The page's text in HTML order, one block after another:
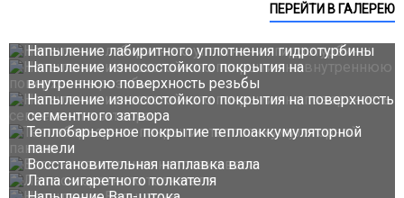
ПЕРЕЙТИ В ГАЛЕРЕЮ
Напыление лабиритного уплотнения гидротурбины
Напыление износостойкого покрытия на
внутреннюю поверхность резьбы
Напыление износостойкого покрытия на поверхность
сегментного затвора
Теплобарьерное покрытие теплоаккумуляторной
панели
Восстановительная наплавка вала
Лапа сигаретного толкателя